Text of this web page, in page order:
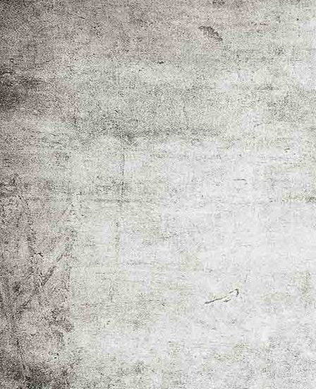
_MG_1933